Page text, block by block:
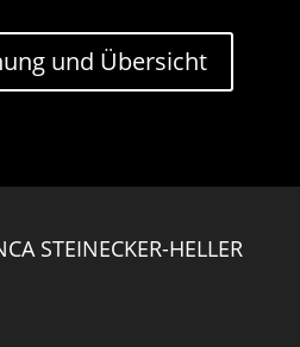
und Übersicht
STEINECKER-HELLER